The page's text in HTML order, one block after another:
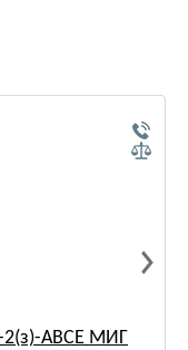
2(з)-АВСЕ МИГ